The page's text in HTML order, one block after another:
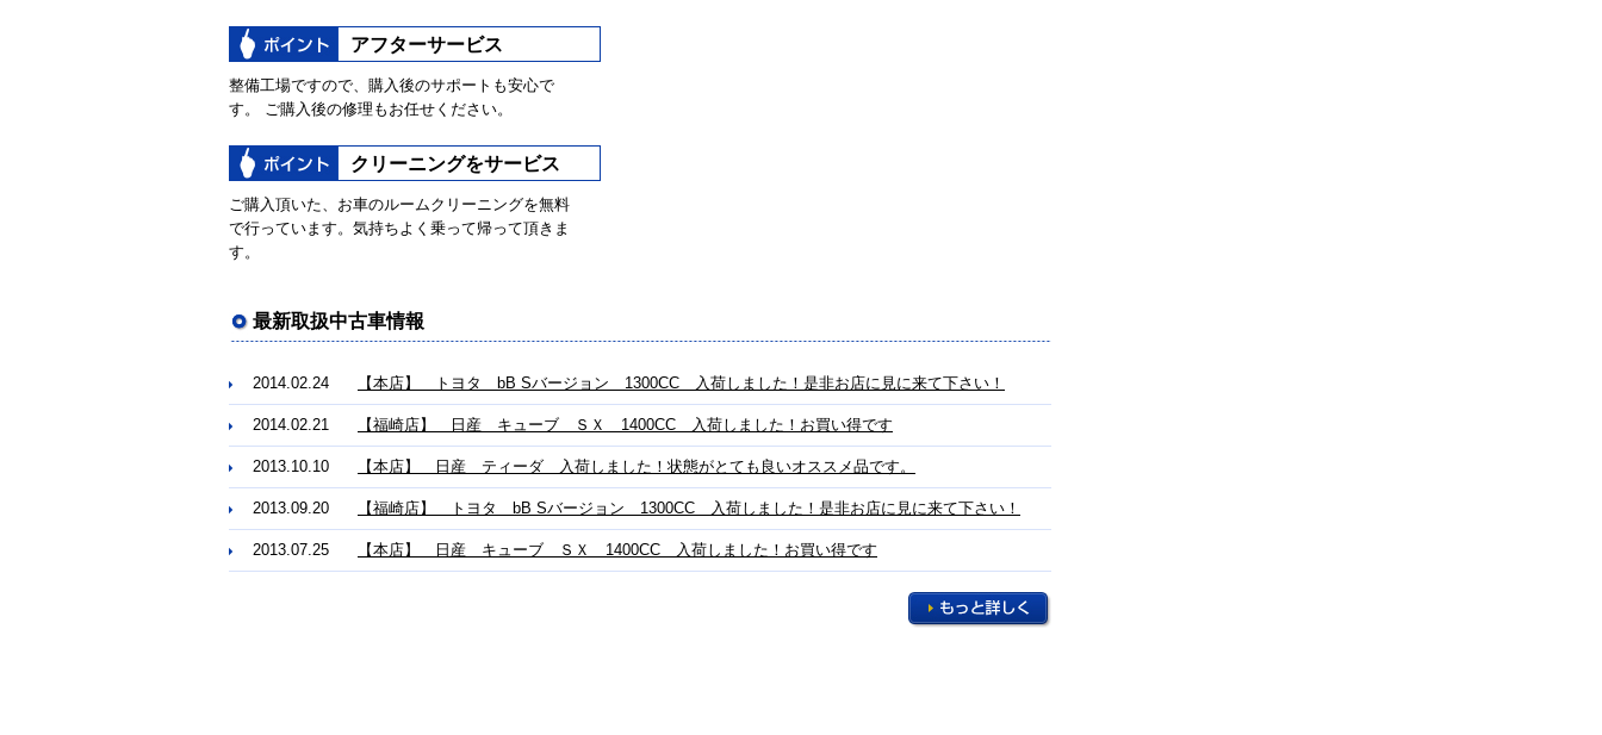
アフターサービス
整備工場ですので、購入後のサポートも安心で
す。 ご購入後の修理もお任せください。
クリーニングをサービス
ご購入頂いた、お車のルームクリーニングを無料
で行っています。気持ちよく乗って帰って頂きま
す。
最新取扱中古車情報
2014.02.24 【本店】 トヨタ bB Sバージョン 1300CC 入荷しました！是非お店に見に来て下さい！
2014.02.21 【福崎店】 日産 キューブ ＳＸ 1400CC 入荷しました！お買い得です
2013.10.10 【本店】 日産 ティーダ 入荷しました！状態がとても良いオススメ品です。
2013.09.20 【福崎店】 トヨタ bB Sバージョン 1300CC 入荷しました！是非お店に見に来て下さい！
2013.07.25 【本店】 日産 キューブ ＳＸ 1400CC 入荷しました！お買い得です